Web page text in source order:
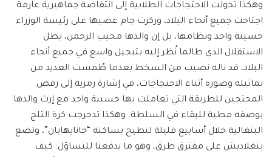
وهكذا تحولت الاحتجاجات الطلابية إلى انتفاضة جماهيرية عارمة
اجتاحت جميع أنحاء البلاد، وركزت جام غضبها على رئيسة الوزراء
حسينة واجد ونظامها، بل إن والدها مجيب الرحمن، بطل
الاستقلال الذي طالما نُظر إليه بتبجيل واسع في جميع أنحاء
البلاد، قد ناله نصيب من السخط بعدما طُمست العديد من
تماثيله وصوره أثناء الاحتجاجات، في إشارة رمزية إلى رفض
المحتجين للطريقة التي تعاملت بها حسينة واجد مع إرث والدها
بوصفه مطية للبقاء في السلطة. وهكذا تدحرجت كرة الثلج
البنغالية خلال أسابيع قليلة لتطيح بساكنة “جانابهابان”، وتضع
بنغلاديش على مفترق طرق، وهو ما يدفعنا للتساؤل: كيف